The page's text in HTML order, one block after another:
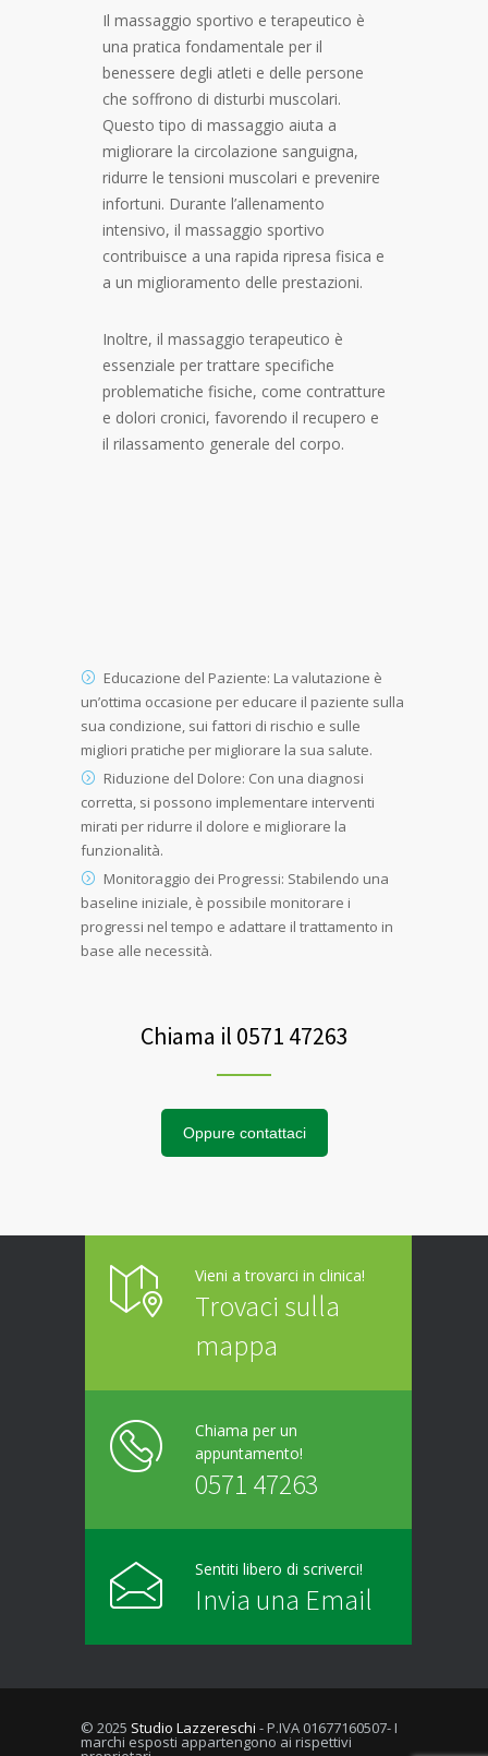
Il massaggio sportivo e terapeutico è
una pratica fondamentale per il
benessere degli atleti e delle persone
che soffrono di disturbi muscolari.
Questo tipo di massaggio aiuta a
migliorare la circolazione sanguigna,
ridurre le tensioni muscolari e prevenire
infortuni. Durante l’allenamento
intensivo, il massaggio sportivo
contribuisce a una rapida ripresa fisica e
a un miglioramento delle prestazioni.
Inoltre, il massaggio terapeutico è
essenziale per trattare specifiche
problematiche fisiche, come contratture
e dolori cronici, favorendo il recupero e
il rilassamento generale del corpo.
Educazione del Paziente: La valutazione è
un’ottima occasione per educare il paziente sulla
sua condizione, sui fattori di rischio e sulle
migliori pratiche per migliorare la sua salute.
Riduzione del Dolore: Con una diagnosi
corretta, si possono implementare interventi
mirati per ridurre il dolore e migliorare la
funzionalità.
Monitoraggio dei Progressi: Stabilendo una
baseline iniziale, è possibile monitorare i
progressi nel tempo e adattare il trattamento in
base alle necessità.
Chiama il 0571 47263
Oppure contattaci
Vieni a trovarci in clinica!
Trovaci sulla
mappa
Chiama per un
appuntamento!
0571 47263
Sentiti libero di scriverci!
Invia una Email
© 2025 Studio Lazzereschi - P.IVA 01677160507- I
marchi esposti appartengono ai rispettivi